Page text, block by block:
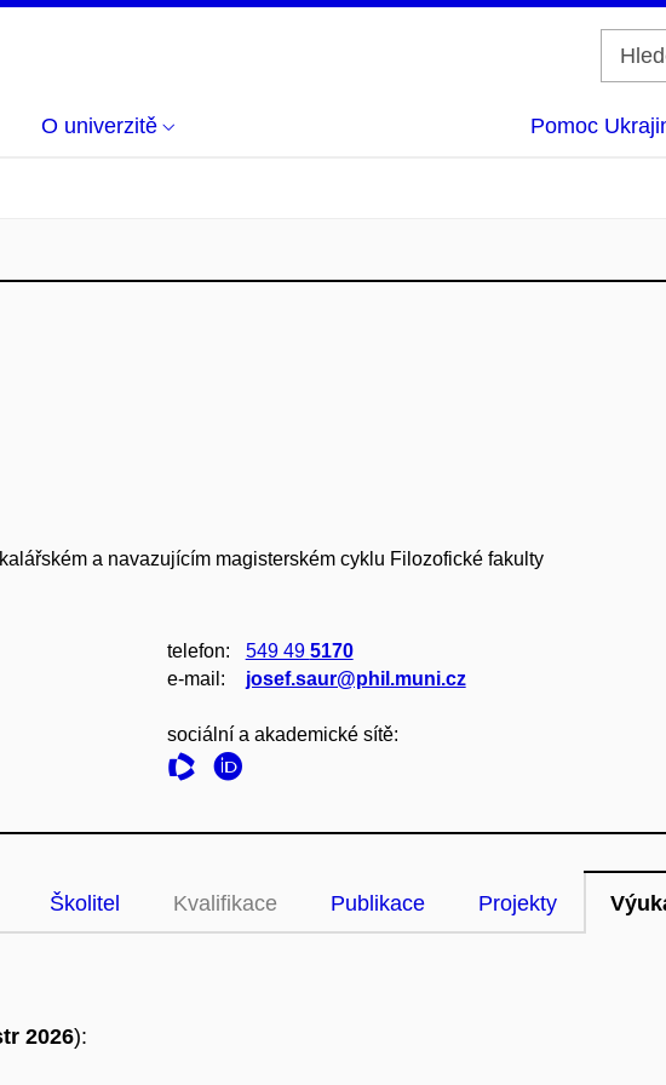
O univerzitě Pomoc
a navazujícím magisterském cyklu Filozofické fakulty
telefon: 549 49 5170
e‑mail:
josef.saur@phil.muni.cz
sociální a akademické sítě:
Školitel Kvalifikace Publikace Projekty
2026):